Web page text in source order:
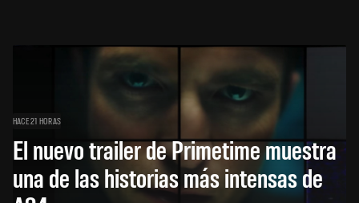
HACE 21 HORAS
El nuevo trailer de Primetime muestra
una de las historias más intensas de